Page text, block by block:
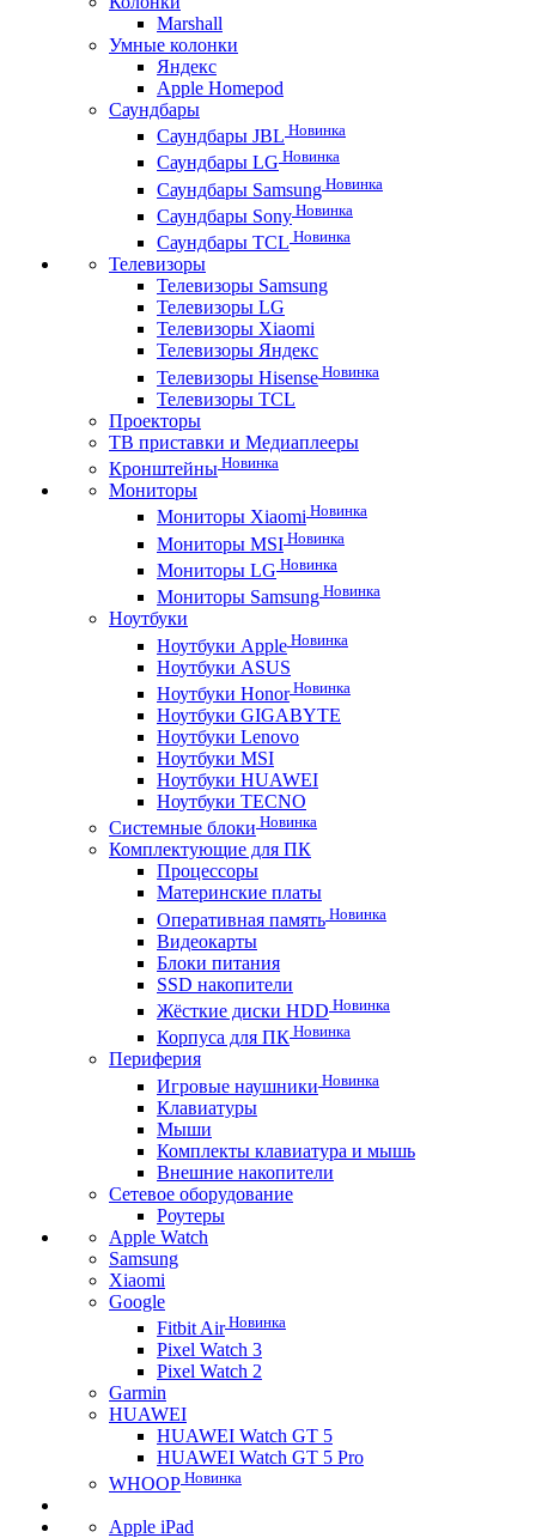
Marshall
Умные колонки
Яндекс
Apple Homepod
Саундбары
Саундбары JBL Новинка
Саундбары LG Новинка
Саундбары Samsung Новинка
Саундбары Sony Новинка
Саундбары TCL Новинка
Телевизоры
Телевизоры Samsung
Телевизоры LG
Телевизоры Xiaomi
Телевизоры Яндекс
Телевизоры Hisense Новинка
Телевизоры TCL
Проекторы
ТВ приставки и Медиаплееры
Кронштейны Новинка
Мониторы
Мониторы Xiaomi Новинка
Мониторы MSI Новинка
Мониторы LG Новинка
Мониторы Samsung Новинка
Ноутбуки
Ноутбуки Apple Новинка
Ноутбуки ASUS
Ноутбуки HonorНовинка
Ноутбуки GIGABYTE
Ноутбуки Lenovo
Ноутбуки MSI
Ноутбуки HUAWEI
Ноутбуки TECNO
Системные блоки Новинка
Комплектующие для ПК
Процессоры
Материнские платы
Оперативная память Новинка
Видеокарты
Блоки питания
SSD накопители
Жёсткие диски HDD Новинка
Корпуса для ПК Новинка
Периферия
Игровые наушники Новинка
Клавиатуры
Мыши
Комплекты клавиатура и мышь
Внешние накопители
Сетевое оборудование
Роутеры
Apple Watch
Samsung
Xiaomi
Google
Fitbit AirНовинка
Pixel Watch 3
Pixel Watch 2
Garmin
HUAWEI
HUAWEI Watch GT 5
HUAWEI Watch GT 5 Pro
WHOOP Новинка
Apple iPad